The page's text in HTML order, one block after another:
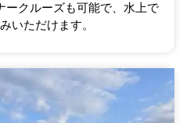
ークルーズも可能で、水上で
いただけます。